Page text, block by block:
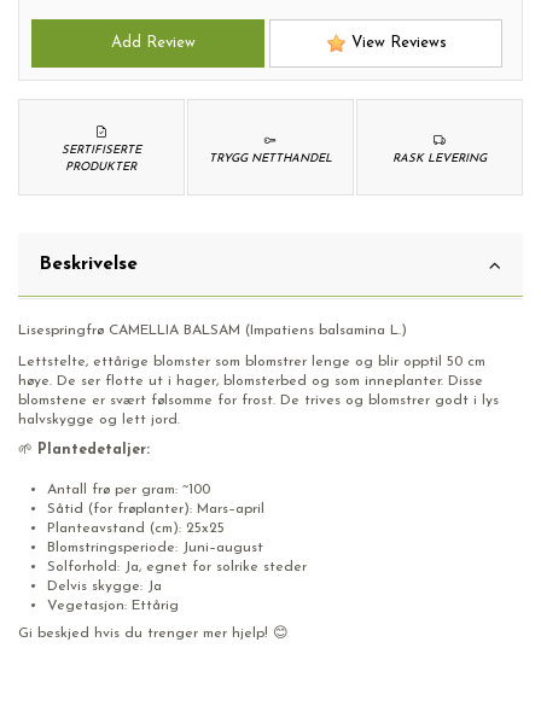
Add Review View Reviews
RASK LEVERING
TRYGG NETTHANDEL
SERTIFISERTE
PRODUKTER
Beskrivelse
Lisespringfrø CAMELLIA BALSAM (Impatiens balsamina L.)
Lettstelte, ettårige blomster som blomstrer lenge og blir opptil 50 cm
høye. De ser flotte ut i hager, blomsterbed og som inneplanter. Disse
blomstene er svært følsomme for frost. De trives og blomstrer godt i lys
halvskygge og lett jord.
🌱 Plantedetaljer:
Antall frø per gram: ~100
Såtid (for frøplanter): Mars–april
Planteavstand (cm): 25x25
Blomstringsperiode: Juni–august
Solforhold: Ja, egnet for solrike steder
Delvis skygge: Ja
Vegetasjon: Ettårig
Gi beskjed hvis du trenger mer hjelp! 😊